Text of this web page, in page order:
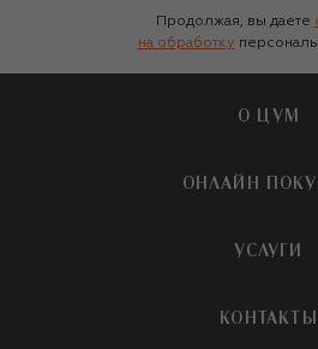
Продолжая, вы даете
на обработку
О ЦУМ
О магазине
Бутики и ПВЗ
ОНЛАЙН
Доставка
УСЛУГИ
КОНТАКТЫ